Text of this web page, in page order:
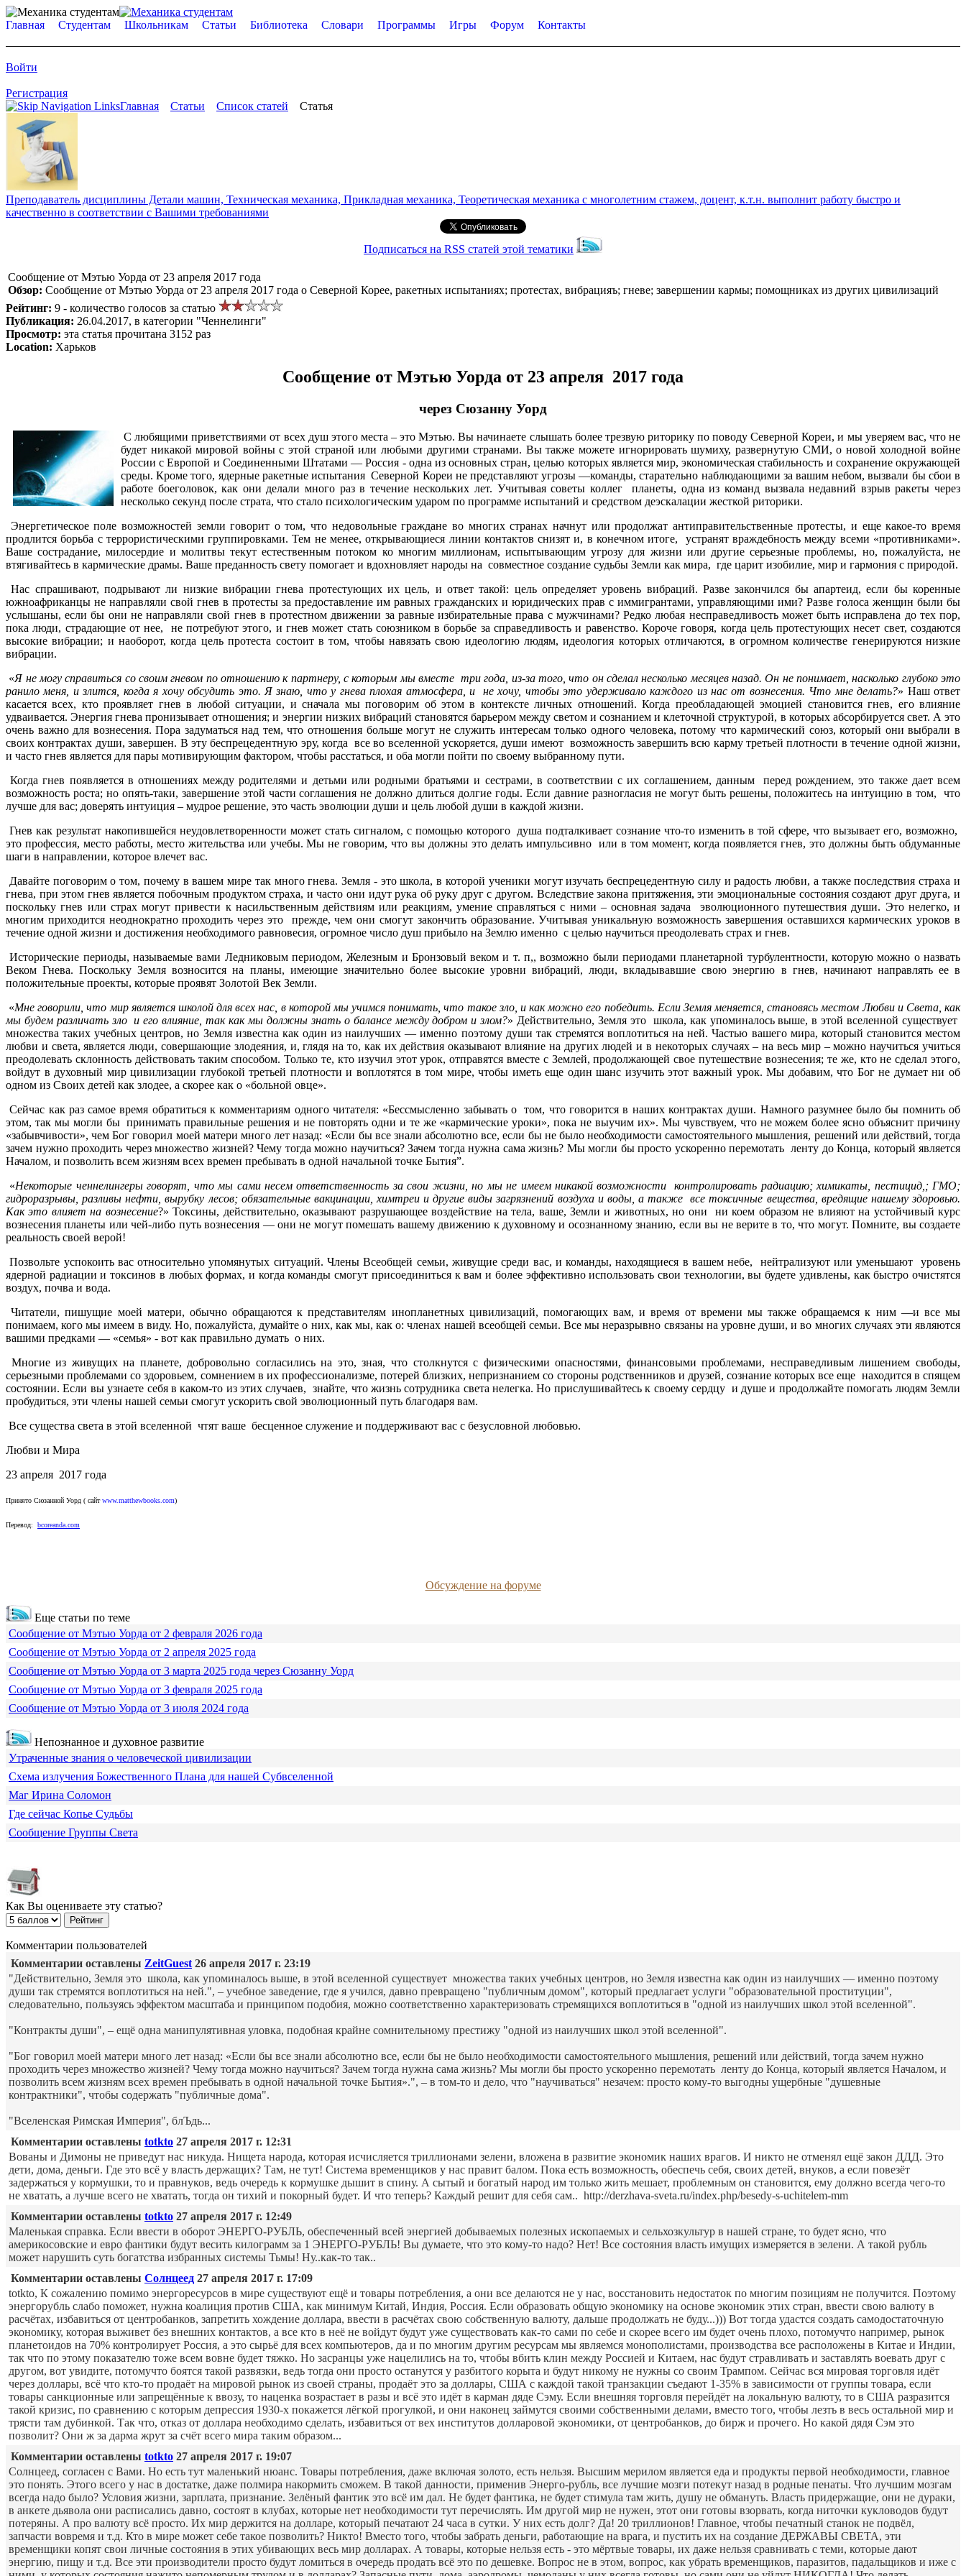
Главная Студентам Школьникам Статьи Библиотека Словари Программы Игры Форум Контакты
Войти
Регистрация
Главная
Статьи Список статей Статья
Преподаватель дисциплины Детали машин, Техническая механика, Прикладная механика, Теоретическая механика с многолетним стажем, доцент, к.т.н. выполнит работу быстро и
качественно в соответствии с Вашими требованиями
Подписаться на RSS статей этой тематики
Сообщение от Мэтью Уорда от 23 апреля 2017 года
Обзор: Сообщение от Мэтью Уорда от 23 апреля 2017 года о Северной Корее, ракетных испытаниях; протестах, вибрацияъ; гневе; завершении кармы; помощниках из других цивилизаций
Рейтинг: 9 - количество голосов за статью
Публикация: 26.04.2017, в категории "Ченнелинги"
Просмотр: эта статья прочитана 3152 раз
Location: Харьков
Сообщение от Мэтью Уорда от 23 апреля 2017 года
через Сюзанну Уорд
С любящими приветствиями от всех душ этого места – это Мэтью. Вы начинаете слышать более трезвую риторику по поводу Северной Кореи, и мы уверяем вас, что не
будет никакой мировой войны с этой страной или любыми другими странами. Вы также можете игнорировать шумиху, развернутую СМИ, о новой холодной войне
России с Европой и Соединенными Штатами — Россия - одна из основных стран, целью которых является мир, экономическая стабильность и сохранение окружающей
среды. Кроме того, ядерные ракетные испытания Северной Кореи не представляют угрозы —команды, старательно наблюдающими за вашим небом, вызвали бы сбои в
работе боеголовок, как они делали много раз в течение нескольких лет. Учитывая советы коллег планеты, одна из команд вызвала недавний взрыв ракеты через
несколько секунд после страта, что стало психологическим ударом по программе испытаний и средством деэскалации жесткой риторики.
Энергетическое поле возможностей земли говорит о том, что недовольные граждане во многих странах начнут или продолжат антиправительственные протесты, и еще какое-то время
продлится борьба с террористическими группировками. Тем не менее, открывающиеся линии контактов снизят и, в конечном итоге, устранят враждебность между всеми «противниками».
Ваше сострадание, милосердие и молитвы текут естественным потоком ко многим миллионам, испытывающим угрозу для жизни или другие серьезные проблемы, но, пожалуйста, не
втягивайтесь в кармические драмы. Ваше преданность свету помогает и вдохновляет народы на совместное создание судьбы Земли как мира, где царит изобилие, мир и гармония с природой.
Нас спрашивают, подрывают ли низкие вибрации гнева протестующих их цель, и ответ такой: цель определяет уровень вибраций. Разве закончился бы апартеид, если бы коренные
южноафриканцы не направляли свой гнев в протесты за предоставление им равных гражданских и юридических прав с иммигрантами, управляющими ими? Разве голоса женщин были бы
услышаны, если бы они не направляли свой гнев в протестном движении за равные избирательные права с мужчинами? Редко любая несправедливость может быть исправлена до тех пор,
пока люди, страдающие от нее, не потребуют этого, и гнев может стать союзником в борьбе за справедливость и равенство. Короче говоря, когда цель протестующих несет свет, создаются
высокие вибрации; и наоборот, когда цель протеста состоит в том, чтобы навязать свою идеологию людям, идеология которых отличаются, в огромном количестве генерируются низкие
вибрации.
«Я не могу справиться со своим гневом по отношению к партнеру, с которым мы вместе три года, из-за того, что он сделал несколько месяцев назад. Он не понимает, насколько глубоко это
ранило меня, и злится, когда я хочу обсудить это. Я знаю, что у гнева плохая атмосфера, и не хочу, чтобы это удерживало каждого из нас от вознесения. Что мне делать?» Наш ответ
касается всех, кто проявляет гнев в любой ситуации, и сначала мы поговорим об этом в контексте личных отношений. Когда преобладающей эмоцией становится гнев, его влияние
удваивается. Энергия гнева пронизывает отношения; и энергии низких вибраций становятся барьером между светом и сознанием и клеточной структурой, в которых абсорбируется свет. А это
очень важно для вознесения. Пора задуматься над тем, что отношения больше могут не служить интересам только одного человека, потому что кармический союз, который они выбрали в
своих контрактах души, завершен. В эту беспрецедентную эру, когда все во вселенной ускоряется, души имеют возможность завершить всю карму третьей плотности в течение одной жизни,
и часто гнев является для пары мотивирующим фактором, чтобы расстаться, и оба могли пойти по своему выбранному пути.
Когда гнев появляется в отношениях между родителями и детьми или родными братьями и сестрами, в соответствии с их соглашением, данным перед рождением, это также дает всем
возможность роста; но опять-таки, завершение этой части соглашения не должно длиться долгие годы. Если давние разногласия не могут быть решены, положитесь на интуицию в том, что
лучше для вас; доверять интуиция – мудрое решение, это часть эволюции души и цель любой души в каждой жизни.
Гнев как результат накопившейся неудовлетворенности может стать сигналом, с помощью которого душа подталкивает сознание что-то изменить в той сфере, что вызывает его, возможно,
это профессия, место работы, место жительства или учебы. Мы не говорим, что вы должны это делать импульсивно или в том момент, когда появляется гнев, это должны быть обдуманные
шаги в направлении, которое влечет вас.
Давайте поговорим о том, почему в вашем мире так много гнева. Земля - это школа, в которой ученики могут изучать беспрецедентную силу и радость любви, а также последствия страха и
гнева, при этом гнев является побочным продуктом страха, и часто они идут рука об руку друг с другом. Вследствие закона притяжения, эти эмоциональные состояния создают друг друга, и
поскольку гнев или страх могут привести к насильственным действиям или реакциям, умение справляться с ними – основная задача эволюционного путешествия души. Это нелегко, и
многим приходится неоднократно проходить через это прежде, чем они смогут закончить образование. Учитывая уникальную возможность завершения оставшихся кармических уроков в
течение одной жизни и достижения необходимого равновесия, огромное число душ прибыло на Землю именно с целью научиться преодолевать страх и гнев.
Исторические периоды, называемые вами Ледниковым периодом, Железным и Бронзовый веком и т. п,, возможно были периодами планетарной турбулентности, которую можно о назвать
Веком Гнева. Поскольку Земля возносится на планы, имеющие значительно более высокие уровни вибраций, люди, вкладывавшие свою энергию в гнев, начинают направлять ее в
положительные проекты, которые проявят Золотой Век Земли.
«Мне говорили, что мир является школой для всех нас, в которой мы учимся понимать, что такое зло, и как можно его победить. Если Земля меняется, становясь местом Любви и Света, как
мы будем различать зло и его влияние, так как мы должны знать о балансе между добром и злом?» Действительно, Земля это школа, как упоминалось выше, в этой вселенной существует
множества таких учебных центров, но Земля известна как один из наилучших — именно поэтому души так стремятся воплотиться на ней. Частью вашего мира, который становится местом
любви и света, является люди, совершающие злодеяния, и, глядя на то, как их действия оказывают влияние на других людей и в некоторых случаях – на весь мир – можно научиться учиться
преодолевать склонность действовать таким способом. Только те, кто изучил этот урок, отправятся вместе с Землей, продолжающей свое путешествие вознесения; те же, кто не сделал этого,
войдут в духовный мир цивилизации глубокой третьей плотности и воплотятся в том мире, чтобы иметь еще один шанс изучить этот важный урок. Мы добавим, что Бог не думает ни об
одном из Своих детей как злодее, а скорее как о «больной овце».
Сейчас как раз самое время обратиться к комментариям одного читателя: «Бессмысленно забывать о том, что говорится в наших контрактах души. Намного разумнее было бы помнить об
этом, так мы могли бы принимать правильные решения и не повторять одни и те же «кармические уроки», пока не выучим их». Мы чувствуем, что не можем более ясно объяснит причину
«забывчивости», чем Бог говорил моей матери много лет назад: «Если бы все знали абсолютно все, если бы не было необходимости самостоятельного мышления, решений или действий, тогда
зачем нужно проходить через множество жизней? Чему тогда можно научиться? Зачем тогда нужна сама жизнь? Мы могли бы просто ускоренно перемотать ленту до Конца, который является
Началом, и позволить всем жизням всех времен пребывать в одной начальной точке Бытия”.
«Некоторые ченнелингеры говорят, что мы сами несем ответственность за свои жизни, но мы не имеем никакой возможности контролировать радиацию; химикаты, пестицид,; ГМО;
гидроразрывы, разливы нефти, вырубку лесов; обязательные вакцинации, химтреи и другие виды загрязнений воздуха и воды, а также все токсичные вещества, вредящие нашему здоровью.
Как это влияет на вознесение?» Токсины, действительно, оказывают разрушающее воздействие на тела, ваше, Земли и животных, но они ни коем образом не влияют на устойчивый курс
вознесения планеты или чей-либо путь вознесения — они не могут помешать вашему движению к духовному и осознанному знанию, если вы не верите в то, что могут. Помните, вы создаете
реальность своей верой!
Позвольте успокоить вас относительно упомянутых ситуаций. Члены Всеобщей семьи, живущие среди вас, и команды, находящиеся в вашем небе, нейтрализуют или уменьшают уровень
ядерной радиации и токсинов в любых формах, и когда команды смогут присоединиться к вам и более эффективно использовать свои технологии, вы будете удивлены, как быстро очистятся
воздух, почва и вода.
Читатели, пишущие моей матери, обычно обращаются к представителям инопланетных цивилизаций, помогающих вам, и время от времени мы также обращаемся к ним —и все мы
понимаем, кого мы имеем в виду. Но, пожалуйста, думайте о них, как мы, как о: членах нашей всеобщей семьи. Все мы неразрывно связаны на уровне души, и во многих случаях эти являются
вашими предками — «семья» - вот как правильно думать о них.
Многие из живущих на планете, добровольно согласились на это, зная, что столкнутся с физическими опасностями, финансовыми проблемами, несправедливым лишением свободы,
серьезными проблемами со здоровьем, сомнением в их профессионализме, потерей близких, непризнанием со стороны родственников и друзей, сознание которых все еще находится в спящем
состоянии. Если вы узнаете себя в каком-то из этих случаев, знайте, что жизнь сотрудника света нелегка. Но прислушивайтесь к своему сердцу и душе и продолжайте помогать людям Земли
пробудиться, эти члены нашей семьи смогут ускорить свой эволюционный путь благодаря вам.
Все существа света в этой вселенной чтят ваше бесценное служение и поддерживают вас с безусловной любовью.
Любви и Мира
23 апреля 2017 года
Принято Сюзанной Уорд ( сайтwww.matthewbooks.com)
Перевод: bcoreanda.com
Обсуждение на форуме
Еще статьи по теме
Сообщение от Мэтью Уорда от 2 февраля 2026 года
Сообщение от Мэтью Уорда от 2 апреля 2025 года
Сообщение от Мэтью Уорда от 3 марта 2025 года через Сюзанну Уорд
Сообщение от Мэтью Уорда от 3 февраля 2025 года
Сообщение от Мэтью Уорда от 3 июля 2024 года
Непознанное и духовное развитие
Утраченные знания о человеческой цивилизации
Схема излучения Божественного Плана для нашей Субвселенной
Маг Ирина Соломон
Где сейчас Копье Судьбы
Сообщение Группы Света
Как Вы оцениваете эту статью?
Комментарии пользователей
Комментарии оставлены ZeitGuest 26 апреля 2017 г. 23:19
"Действительно, Земля это школа, как упоминалось выше, в этой вселенной существует множества таких учебных центров, но Земля известна как один из наилучших — именно поэтому
души так стремятся воплотиться на ней.", – учебное заведение, где я учился, давно превращено "публичным домом", который предлагает услуги "образовательной проституции",
следовательно, пользуясь эффектом масштаба и принципом подобия, можно соответственно характеризовать стремящихся воплотиться в "одной из наилучших школ этой вселенной".
"Контракты души", – ещё одна манипулятивная уловка, подобная крайне сомнительному престижу "одной из наилучших школ этой вселенной".
"Бог говорил моей матери много лет назад: «Если бы все знали абсолютно все, если бы не было необходимости самостоятельного мышления, решений или действий, тогда зачем нужно
проходить через множество жизней? Чему тогда можно научиться? Зачем тогда нужна сама жизнь? Мы могли бы просто ускоренно перемотать ленту до Конца, который является Началом, и
позволить всем жизням всех времен пребывать в одной начальной точке Бытия».", – в том-то и дело, что "научиваться" незачем: просто кому-то выгодны ущербные "душевные
контрактники", чтобы содержать "публичные дома".
"Вселенская Римская Империя", блЪдь...
Комментарии оставлены totkto 27 апреля 2017 г. 12:31
Вованы и Димоны не приведут нас никуда. Нищета народа, которая исчисляется триллионами зелени, вложена в развитие экономик наших врагов. И никто не отменял ещё закон ДДД. Это
дети, дома, деньги. Где это всё у власть держащих? Там, не тут! Система временщиков у нас правит балом. Пока есть возможность, обеспечь себя, своих детей, внуков, а если повезёт
задержаться у кормушки, то и правнуков, ведь очередь к кормушке дышит в спину. А сытый и богатый народ им только жить мешает, проблемным он становится, ему должно всегда чего-то
не хватать, а лучше всего не хватать, тогда он тихий и покорный будет. И что теперь? Каждый решит для себя сам.. http://derzhava-sveta.ru/index.php/besedy-s-uchitelem-mm
Комментарии оставлены totkto 27 апреля 2017 г. 12:49
Маленькая справка. Если ввести в оборот ЭНЕРГО-РУБЛЬ, обеспеченный всей энергией добываемых полезных ископаемых и сельхозкультур в нашей стране, то будет ясно, что
америкосовские и евро фантики будут весить килограмм за 1 ЭНЕРГО-РУБЛЬ! Вы думаете, что это кому-то надо? Нет! Все состояния власть имущих измеряется в зелени. А такой рубль
может нарушить суть богатства избранных системы Тьмы! Ну..как-то так..
Комментарии оставлены Солнцеед 27 апреля 2017 г. 17:09
totkto, К сожалению помимо энергоресурсов в мире существуют ещё и товары потребления, а они все делаются не у нас, восстановить недостаток по многим позициям не получится. Поэтому
энергорубль слабо поможет, нужна коалиция против США, как минимум Китай, Индия, Россия. Если образовать общую экономику на основе экономик этих стран, ввести свою валюту в
расчётах, избавиться от центробанков, запретить хождение доллара, ввести в расчётах свою собственную валюту, дальше продолжать не буду...))) Вот тогда удастся создать самодостаточную
экономику, которая выживет без внешних контактов, а все кто в неё не войдут будут уже существовать как-то сами по себе и скорее всего им будет очень плохо, потомучто например, рынок
планетоидов на 70% контролирует Россия, а это сырьё для всех компьютеров, да и по многим другим ресурсам мы являемся монополистами, производства все расположены в Китае и Индии,
так что по этому показателю тоже всем вовне будет тяжко. Но засранцы уже нацелились на то, чтобы вбить клин между Россией и Китаем, нас будут стравливать и заставлять воевать друг с
другом, вот увидите, потомучто боятся такой развязки, ведь тогда они просто останутся у разбитого корыта и будут никому не нужны со своим Трампом. Сейчас вся мировая торговля идёт
через доллары, всё что кто-то продаёт на мировой рынок из своей страны, продаёт это за доллары, США с каждой такой транзакции съедают 1-35% в зависимости от группы товара, если
товары санкционные или запрещённые к ввозу, то наценка возрастает в разы и всё это идёт в карман дяде Сэму. Если внешняя торговля перейдёт на локальную валюту, то в США разразится
такой кризис, по сравнению с которым депрессия 1930-х покажется лёгкой прогулкой, и они наконец займутся своими собственными делами, вместо того, чтобы лезть в весь остальной мир и
трясти там дубинкой. Так что, отказ от доллара необходимо сделать, избавиться от вех институтов долларовой экономики, от центробанков, до бирж и прочего. Но какой дядя Сэм это
позволит? Они ж за дарма жрут за счёт всего мира таким образом...
Комментарии оставлены totkto 27 апреля 2017 г. 19:07
Солнцеед, согласен с Вами. Но есть тут маленький нюанс. Товары потребления, даже включая золото, есть нельзя. Высшим мерилом является еда и продукты первой необходимости, главное
это понять. Этого всего у нас в достатке, даже полмира накормить сможем. В такой данности, применив Энерго-рубль, все лучшие мозги потекут назад в родные пенаты. Что лучшим мозгам
всегда надо было? Условия жизни, зарплата, признание. Зелёный фантик это всё им дал. Не будет фантика, не будет стимула там жить, душу не обмануть. Власть придержащие, они не дураки,
в анкете дьявола они расписались давно, состоят в клубах, которые нет необходимости тут перечислять. Им другой мир не нужен, этот они готовы взорвать, когда ниточки кукловодов будут
потеряны. А про валюту всё просто. Их мир держится на долларе, который печатают 24 часа в сутки. У них есть долг? Да! 20 триллионов! Главное, чтобы печатный станок не подвёл,
запчасти вовремя и т.д. Кто в мире может себе такое позволить? Никто! Вместо того, чтобы забрать деньги, работающие на врага, и пустить их на создание ДЕРЖАВЫ СВЕТА, эти
временщики копят свои личные состояния в этих убивающих весь мир долларах. А товары, которые нельзя есть - это мёртвые товары, их даже нельзя сравнивать с теми, которые дают
энергию, пищу и т.д. Все эти производители просто будут ломиться в очередь продать всё это по дешевке. Вопрос не в этом, вопрос, как убрать временщиков, паразитов, падальщиков и иже с